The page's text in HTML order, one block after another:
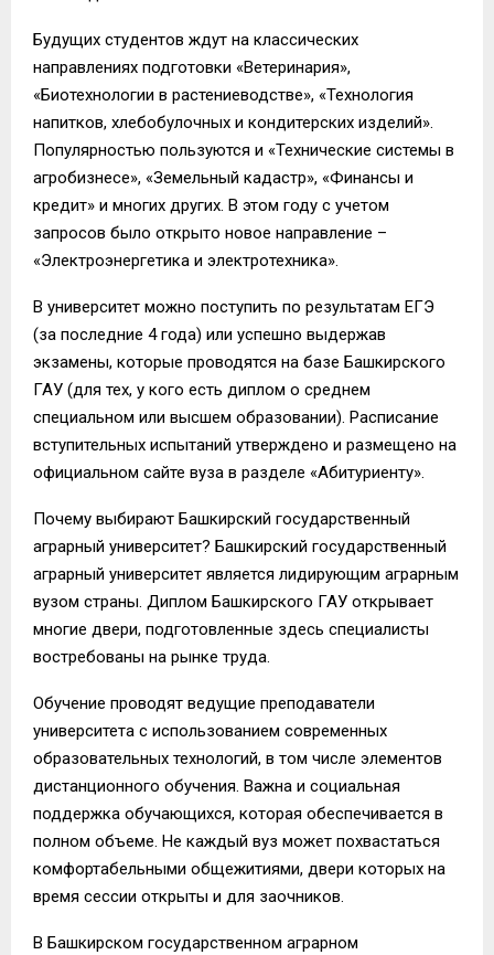
Будущих студентов ждут на классических
направлениях подготовки «Ветеринария»,
«Биотехнологии в растениеводстве», «Технология
напитков, хлебобулочных и кондитерских изделий».
Популярностью пользуются и «Технические системы в
агробизнесе», «Земельный кадастр», «Финансы и
кредит» и многих других. В этом году с учетом
запросов было открыто новое направление –
«Электроэнергетика и электротехника».
В университет можно поступить по результатам ЕГЭ
(за последние 4 года) или успешно выдержав
экзамены, которые проводятся на базе Башкирского
ГАУ (для тех, у кого есть диплом о среднем
специальном или высшем образовании). Расписание
вступительных испытаний утверждено и размещено на
официальном сайте вуза в разделе «Абитуриенту».
Почему выбирают Башкирский государственный
аграрный университет? Башкирский государственный
аграрный университет является лидирующим аграрным
вузом страны. Диплом Башкирского ГАУ открывает
многие двери, подготовленные здесь специалисты
востребованы на рынке труда.
Обучение проводят ведущие преподаватели
университета с использованием современных
образовательных технологий, в том числе элементов
дистанционного обучения. Важна и социальная
поддержка обучающихся, которая обеспечивается в
полном объеме. Не каждый вуз может похвастаться
комфортабельными общежитиями, двери которых на
время сессии открыты и для заочников.
В Башкирском государственном аграрном